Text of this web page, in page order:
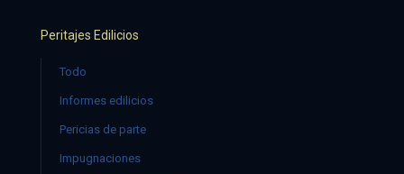
Peritajes Edilicios
Todo
Informes edilicios
Pericias de parte
Impugnaciones